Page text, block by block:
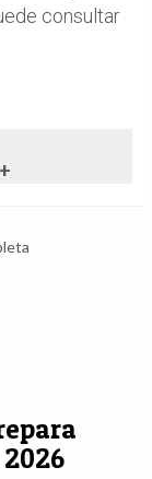
consultar